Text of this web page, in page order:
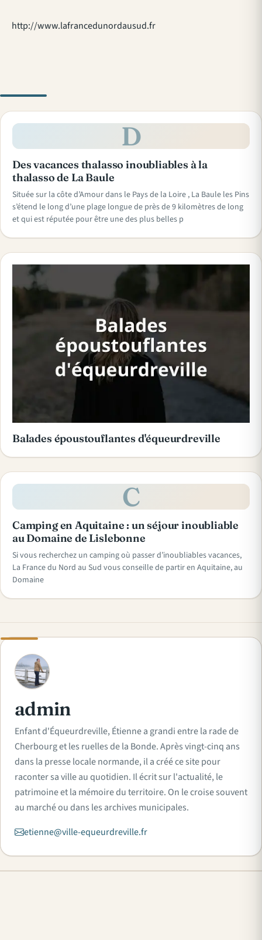
http://www.lafrancedunordausud.fr
D
Des vacances thalasso inoubliables à la
thalasso de La Baule
Située sur la côte d’Amour dans le Pays de la Loire , La Baule les Pins
s’étend le long d’une plage longue de près de 9 kilomètres de long
et qui est réputée pour être une des plus belles p
Balades époustouflantes d'équeurdreville
C
Camping en Aquitaine : un séjour inoubliable
au Domaine de Lislebonne
Si vous recherchez un camping où passer d’inoubliables vacances,
La France du Nord au Sud vous conseille de partir en Aquitaine, au
Domaine
A
admin
Enfant d'Équeurdreville, Étienne a grandi entre la rade de
Cherbourg et les ruelles de la Bonde. Après vingt-cinq ans
dans la presse locale normande, il a créé ce site pour
raconter sa ville au quotidien. Il écrit sur l'actualité, le
patrimoine et la mémoire du territoire. On le croise souvent
au marché ou dans les archives municipales.
etienne@ville-equeurdreville.fr